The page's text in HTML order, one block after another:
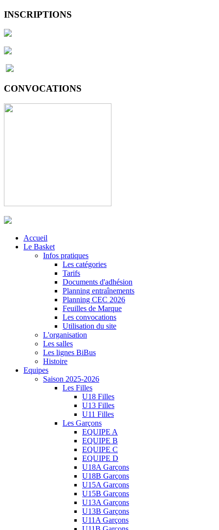
INSCRIPTIONS
CONVOCATIONS
Accueil
Le Basket
Infos pratiques
Les catégories
Tarifs
Documents d'adhésion
Planning entraînements
Planning CEC 2026
Feuilles de Marque
Les convocations
Utilisation du site
L'organisation
Les salles
Les lignes BiBus
Histoire
Equipes
Saison 2025-2026
Les Filles
U18 Filles
U13 Filles
U11 Filles
Les Garçons
EQUIPE A
EQUIPE B
EQUIPE C
EQUIPE D
U18A Garçons
U18B Garçons
U15A Garçons
U15B Garçons
U13A Garçons
U13B Garçons
U11A Garçons